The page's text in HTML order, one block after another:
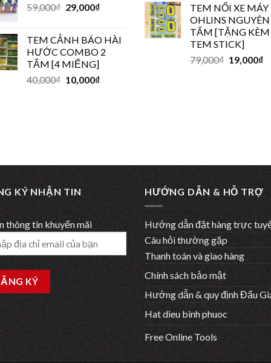
59,000₫ 29,000₫
TEM CẢNH BÁO HÀI
HƯỚC COMBO 2
TẤM [4 MIẾNG]
40,000₫ 10,000₫
TEM NỔI XE MÁY
OHLINS NGUYÊN
TẤM [TẶNG KÈM
TEM STICK]
79,000₫ 19,000₫
KÝ NHẬN TIN
thông tin khuyến mãi
HƯỚNG DẪN & HỖ TRỢ
Hướng dẫn đặt hàng trực
Câu hỏi thường gặp
Thanh toán và giao hàng
Chính sách bảo mật
Hướng dẫn & quy định Đấu
Hat dieu binh phuoc
Free Online Tools